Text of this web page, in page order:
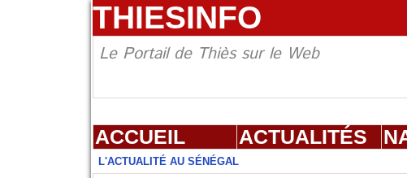
THIESINFO
Le Portail de Thiès sur le Web
ACCUEIL ACTUALITÉS
L'ACTUALITÉ AU SÉNÉGAL